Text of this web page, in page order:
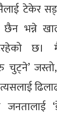
टेकेर
भन्ने
छ।
चुट्ने’
जनतालाई